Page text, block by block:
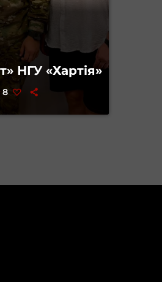
НГУ «Хартія»
8